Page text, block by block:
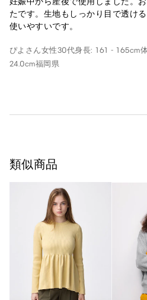
たです。生地もしっかり目で透け
使いやすいです。
ぴよさん女性30代身長: 161 - 165cm
24.0cm福岡県
類似商品